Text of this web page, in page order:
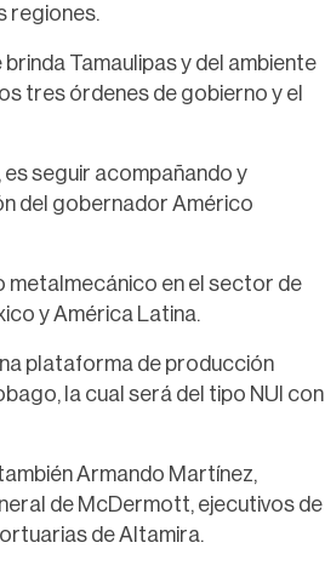
regiones.
Tamaulipas y del ambiente
tres órdenes de gobierno y el
seguir acompañando y
del gobernador Américo
metalmecánico en el sector de
y América Latina.
plataforma de producción
la cual será del tipo NUI con
Armando Martínez,
de McDermott, ejecutivos de
de Altamira.